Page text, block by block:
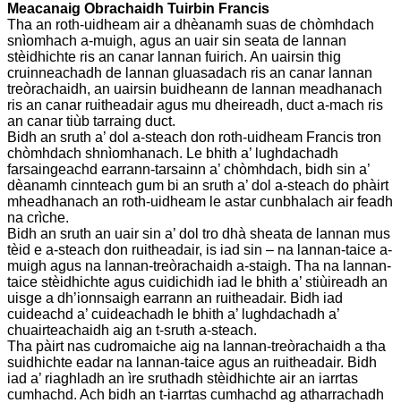
Meacanaig Obrachaidh Tuirbin Francis
Tha an roth-uidheam air a dhèanamh suas de chòmhdach
snìomhach a-muigh, agus an uair sin seata de lannan
stèidhichte ris an canar lannan fuirich. An uairsin thig
cruinneachadh de lannan gluasadach ris an canar lannan
treòrachaidh, an uairsin buidheann de lannan meadhanach
ris an canar ruitheadair agus mu dheireadh, duct a-mach ris
an canar tiùb tarraing duct.
Bidh an sruth a’ dol a-steach don roth-uidheam Francis tron ​​
chòmhdach shnìomhanach. Le bhith a’ lughdachadh
farsaingeachd earrann-tarsainn a’ chòmhdach, bidh sin a’
dèanamh cinnteach gum bi an sruth a’ dol a-steach do phàirt
mheadhanach an roth-uidheam le astar cunbhalach air feadh
na crìche.
Bidh an sruth an uair sin a’ dol tro dhà sheata de lannan mus
tèid e a-steach don ruitheadair, is iad sin – na lannan-taice a-
muigh agus na lannan-treòrachaidh a-staigh. Tha na lannan-
taice stèidhichte agus cuidichidh iad le bhith a’ stiùireadh an
uisge a dh’ionnsaigh earrann an ruitheadair. Bidh iad
cuideachd a’ cuideachadh le bhith a’ lughdachadh a’
chuairteachaidh aig an t-sruth a-steach.
Tha pàirt nas cudromaiche aig na lannan-treòrachaidh a tha
suidhichte eadar na lannan-taice agus an ruitheadair. Bidh
iad a’ riaghladh an ìre sruthadh stèidhichte air an iarrtas
cumhachd. Ach bidh an t-iarrtas cumhachd ag atharrachadh